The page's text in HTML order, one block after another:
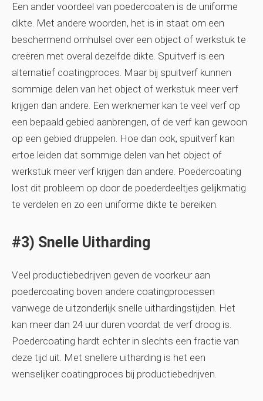
Een ander voordeel van poedercoaten is de uniforme
dikte. Met andere woorden, het is in staat om een ​​
beschermend omhulsel over een object of werkstuk te
creëren met overal dezelfde dikte. Spuitverf is een
alternatief coatingproces. Maar bij spuitverf kunnen
sommige delen van het object of werkstuk meer verf
krijgen dan andere. Een werknemer kan te veel verf op
een bepaald gebied aanbrengen, of de verf kan gewoon
op een gebied druppelen. Hoe dan ook, spuitverf kan
ertoe leiden dat sommige delen van het object of
werkstuk meer verf krijgen dan andere. Poedercoating
lost dit probleem op door de poederdeeltjes gelijkmatig
te verdelen en zo een uniforme dikte te bereiken.
#3) Snelle Uitharding
Veel productiebedrijven geven de voorkeur aan
poedercoating boven andere coatingprocessen
vanwege de uitzonderlijk snelle uithardingstijden. Het
kan meer dan 24 uur duren voordat de verf droog is.
Poedercoating hardt echter in slechts een fractie van
deze tijd uit. Met snellere uitharding is het een
wenselijker coatingproces bij productiebedrijven.